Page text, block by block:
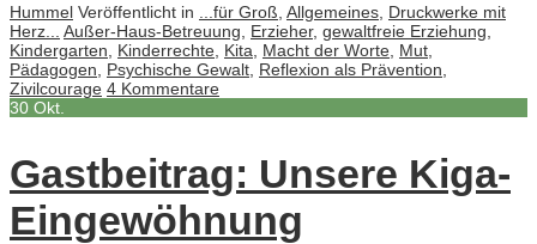
Hummel Veröffentlicht in ...für Groß Allgemeines Druckwerke mit
Herz...
Außer-Haus-Betreuung Erzieher, gewaltfreie Erziehung
Kindergarten
Kinderrechte Kita Macht der Worte Mut
Pädagogen
Psychische Gewalt Reflexion als Prävention
Zivilcourage 4 Kommentare
30 Okt.
Gastbeitrag: Unsere Kiga-
Eingewöhnung